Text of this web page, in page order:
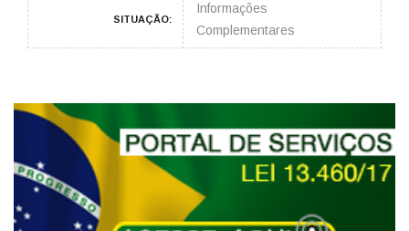
SITUAÇÃO:
Informações
Complementares